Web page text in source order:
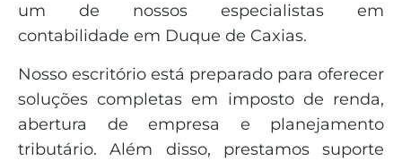
um de nossos especialistas em
contabilidade em Duque de Caxias.
Nosso escritório está preparado para oferecer
soluções completas em imposto de renda,
abertura de empresa e planejamento
tributário. Além disso, prestamos suporte